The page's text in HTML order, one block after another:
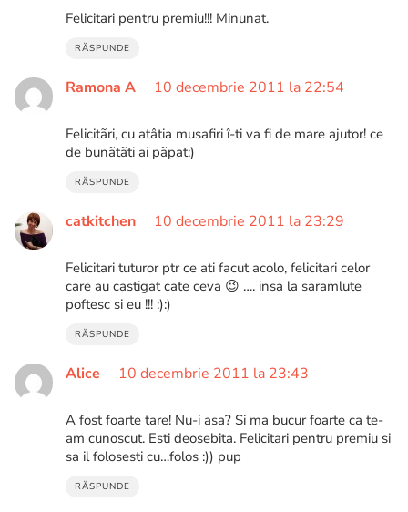
Felicitari pentru premiu!!! Minunat.
RĂSPUNDE
Ramona A 10 decembrie 2011 la 22:54
Felicitãri, cu atâtia musafiri î-ti va fi de mare ajutor! ce
de bunãtãti ai pãpat:)
RĂSPUNDE
catkitchen 10 decembrie 2011 la 23:29
Felicitari tuturor ptr ce ati facut acolo, felicitari celor
care au castigat cate ceva 😉 …. insa la saramlute
poftesc si eu !!! :):)
RĂSPUNDE
Alice 10 decembrie 2011 la 23:43
A fost foarte tare! Nu-i asa? Si ma bucur foarte ca te-
am cunoscut. Esti deosebita. Felicitari pentru premiu si
sa il folosesti cu…folos :)) pup
RĂSPUNDE